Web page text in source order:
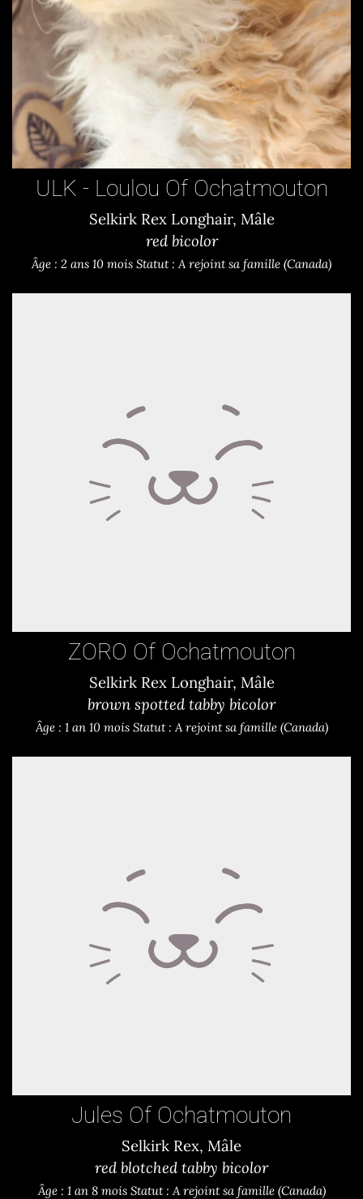
ULK - Loulou Of Ochatmouton
Selkirk Rex Longhair, Mâle
red bicolor
Âge : 2 ans 10 mois Statut : A rejoint sa famille (Canada)
ZORO Of Ochatmouton
Selkirk Rex Longhair, Mâle
brown spotted tabby bicolor
Âge : 1 an 10 mois Statut : A rejoint sa famille (Canada)
Jules Of Ochatmouton
Selkirk Rex, Mâle
red blotched tabby bicolor
Âge : 1 an 8 mois Statut : A rejoint sa famille (Canada)